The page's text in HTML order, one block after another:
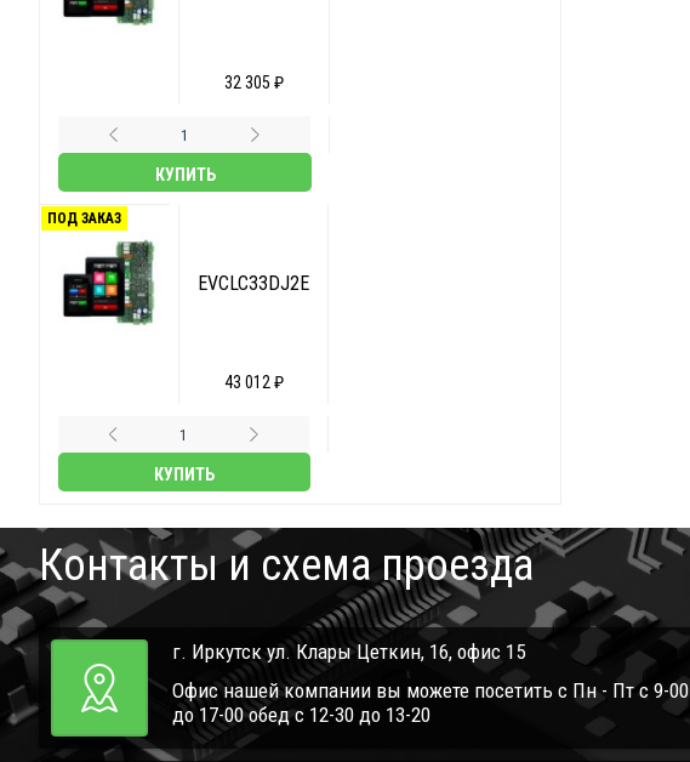
32 305 ₽
КУПИТЬ
ПОД ЗАКАЗ
EVCLC33DJ2E
43 012 ₽
КУПИТЬ
Контакты и схема проезда
г. Иркутск ул. Клары Цеткин, 16, офис 15
Офис нашей компании вы можете посетить с Пн - Пт с 9-00
до 17-00 обед с 12-30 до 13-20